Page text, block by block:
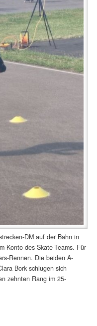
DM auf der Bahn in
Konto des Skate-Teams. Für
Rennen. Die beiden A-
Bork schlugen sich
zehnten Rang im 25-